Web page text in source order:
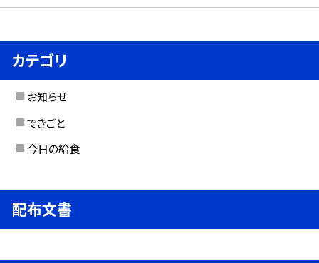
カテゴリ
お知らせ
できごと
今日の給食
配布文書